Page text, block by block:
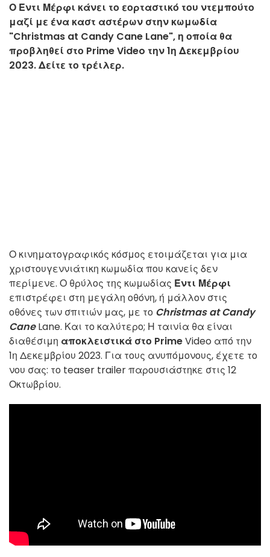
Ο Έντι Μέρφι κάνει το εορταστικό του ντεμπούτο
μαζί με ένα καστ αστέρων στην κωμωδία
"Christmas at Candy Cane Lane", η οποία θα
προβληθεί στο Prime Video την 1η Δεκεμβρίου
2023. Δείτε το τρέιλερ.
Ο κινηματογραφικός κόσμος ετοιμάζεται για μια
χριστουγεννιάτικη κωμωδία που κανείς δεν
περίμενε. Ο θρύλος της κωμωδίας Έντι Μέρφι
επιστρέφει στη μεγάλη οθόνη, ή μάλλον στις
οθόνες των σπιτιών μας, με το Christmas at Candy
CaneLane. Και το καλύτερο; Η ταινία θα είναι
διαθέσιμη αποκλειστικά στο PrimeVideo από την
1η Δεκεμβρίου 2023. Για τους ανυπόμονους, έχετε το
νου σας: το teaser trailer παρουσιάστηκε στις 12
Οκτωβρίου.